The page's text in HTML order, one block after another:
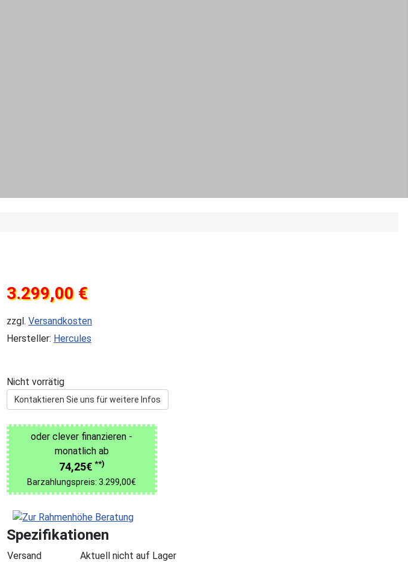
3.299,00 €
zzgl. Versandkosten
Hersteller: Hercules
Nicht vorrätig
Kontaktieren Sie uns für weitere Infos
oder clever finanzieren -
monatlich ab
74,25€ **)
Barzahlungspreis: 3.299,00€
Spezifikationen
Versand
Aktuell nicht auf Lager